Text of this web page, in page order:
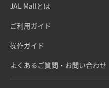
JAL Mallとは
ご利用ガイド
操作ガイド
よくあるご質問・お問い合わせ